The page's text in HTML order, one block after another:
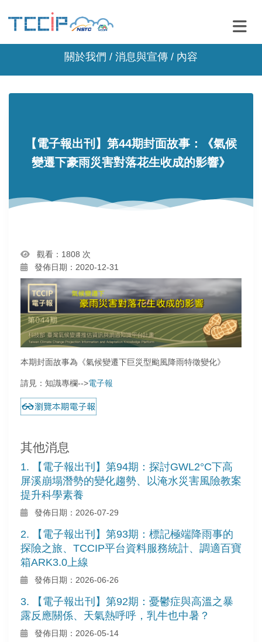
關於我們 / 消息與宣傳 / 內容
【電子報出刊】第44期封面故事：《氣候
變遷下豪雨災害對落花生收成的影響》
觀看：1808 次
發佈日期：2020-12-31
本期封面故事為《氣候變遷下巨災型颱風降雨特徵變化》
請見：知識專欄-->電子報
其他消息
1. 【電子報出刊】第94期：探討GWL2°C下高
屏溪崩塌潛勢的變化趨勢、以淹水災害風險教案
提升科學素養
發佈日期：2026-07-29
2. 【電子報出刊】第93期：標記極端降雨事的
探險之旅、TCCIP平台資料服務統計、調適百寶
箱ARK3.0上線
發佈日期：2026-06-26
3. 【電子報出刊】第92期：憂鬱症與高溫之暴
露反應關係、天氣熱呼呼，乳牛也中暑？
發佈日期：2026-05-14